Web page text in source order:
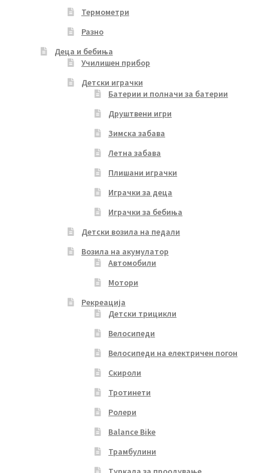
Термометри
Разно
Деца и бебиња
Училишен прибор
Детски играчки
Батерии и полначи за батерии
Друштвени игри
Зимска забава
Летна забава
Плишани играчки
Играчки за деца
Играчки за бебиња
Детски возила на педали
Возила на акумулатор
Автомобили
Мотори
Рекреација
Детски трицикли
Велосипеди
Велосипеди на електричен погон
Скироли
Тротинети
Ролери
Balance Bike
Трамбулини